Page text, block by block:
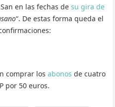
en las fechas de su gira de
“. De estas forma queda el
comprar los abonos de cuatro
por 50 euros.